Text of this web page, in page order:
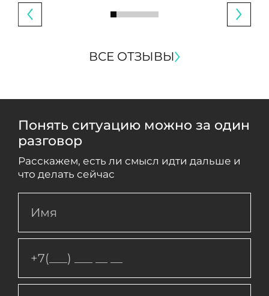
ВСЕ ОТЗЫВЫ
Понять ситуацию можно за один
разговор
Расскажем, есть ли смысл идти дальше и
что делать сейчас